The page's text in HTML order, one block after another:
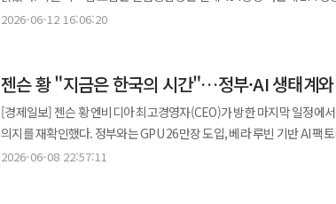
커진다. AI 경쟁은 이제 혼자 빠르게 뛰는 싸움이 아니다. 누가 더 강한
승부처다.
가동을 통해 초기 임상부터 상업화 물량까지 대응 가능한 고순도 대량
한 CMO 경쟁력을 부각한다. 제1공장 증설을 통해 바이오리액터 규모
55% 수준의 배양 용량 증가를 이뤘다. 이를 기반으로 글로벌 수요 대
중장기적으로는 희귀질환 치료제와 특허 만료 바이오의약품을 축으로
업계는 현장에서 체감하는 규제 부담과 투자 애로사항을 전달하며 실
반영한 지원책 마련과 부처 간 협업 강화를 검토하기로 했다. 양측은 바이오산업을 국가 전략산업으로 육성하기
“국가바이오혁신위원회는 제약바이오 정책을 총괄·조정하는 컨트롤
것”이라며 “업계와의 지속적인 소통을 통해 산업 역량이 글로벌 경쟁력
마련하겠다”고 강조했다. 노연홍 회장은 “산업 현장의 목소리를 정부와 공유하고 해법을 모색한 의미 있는 자리였다”며
“신약개발 혁신과 투자 활성화, 글로벌 진출 확대를 위한 정책 지원이
운영될 예정이다. 병원 측은 이를 통해 입원 환자의 안전사고를 사전에
의료진에게 알람을 전달해 신속한 대응을 가능하게 한다. 특히 고령 환자나 중증 환자에게 위험도가 높은 낙상 사고를
실시간으로 감지하는 기능이 적용돼 의료진이 병실을 비운 상황에서도
특징이다. 이를 통해 응급 상황 발생 시 대응 시간을 단축하고 환자 안전성을
측면에서도 변화가 예상된다. 자동화된 데이터 수집 시스템은 간호사
분석과 치료에 집중할 수 있는 환경을 제공한다. 센텀종합병원은 2023년 종합병원 승격 이후 간담췌수술센터,
2026-06-12 16:06:20
젠슨 황 "지금은 한국의 시간"…정부·AI 생태계
[경제일보] 젠슨 황 엔비디아 최고경영자(CEO)가 방한 마지막 일정에
의지를 재확인했다. 정부와는 GPU 26만장 도입, 베라 루빈 기반 AI 팩
대기업·스타트업과는 피지컬 AI와 글로벌 진출 방안을 공유했다. 배경훈 부총리 겸 과학기술정보통신부 장관은 8일
2026-06-08 22:57:11